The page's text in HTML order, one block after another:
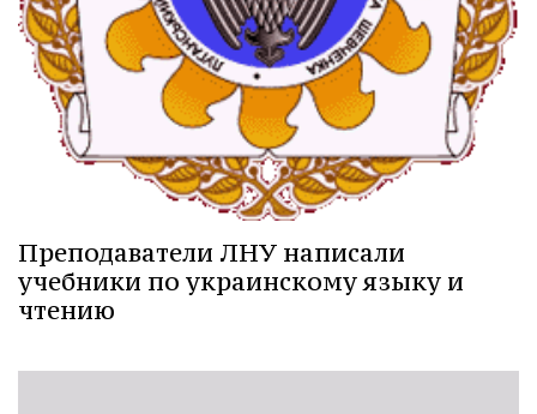
Преподаватели ЛНУ написали
учебники по украинскому языку и
чтению